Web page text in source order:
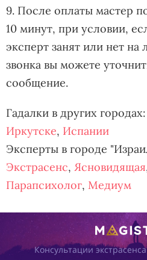
9. После оплаты мастер
10 минут, при условии,
эксперт занят или нет
звонка вы можете
сообщение.
Гадалки в других городах:
Иркутске, Испании
Эксперты в городе
Экстрасенс, Ясновидящая
Парапсихолог, Медиум
Консультации